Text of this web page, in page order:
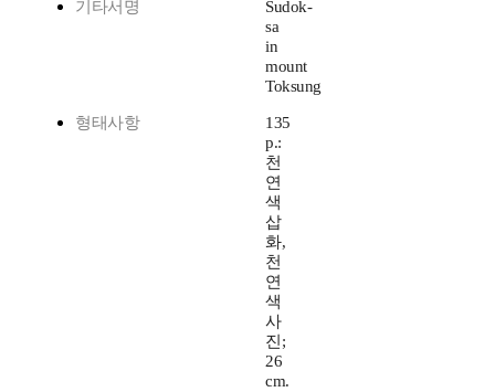
기타서명
Sudok-
sa
in
mount
Toksung
형태사항
135
p.:
천
연
색
삽
화,
천
연
색
사
진;
26
cm.